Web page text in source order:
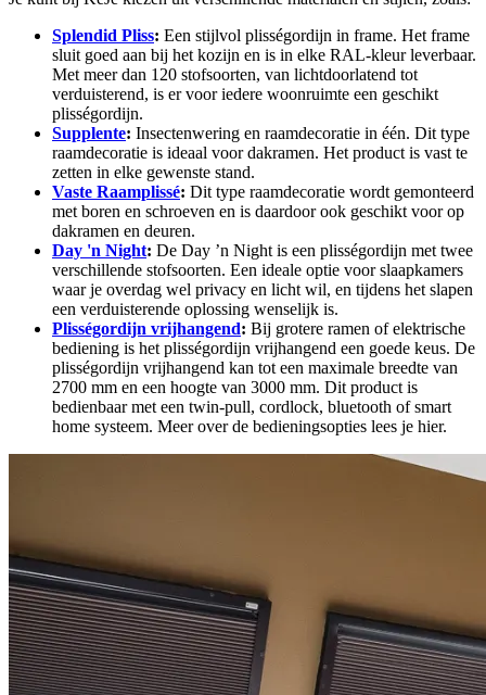
Splendid Pliss: Een stijlvol plisségordijn in frame. Het frame
sluit goed aan bij het kozijn en is in elke RAL-kleur leverbaar.
Met meer dan 120 stofsoorten, van lichtdoorlatend tot
verduisterend, is er voor iedere woonruimte een geschikt
plisségordijn.
Supplente: Insectenwering en raamdecoratie in één. Dit type
raamdecoratie is ideaal voor dakramen. Het product is vast te
zetten in elke gewenste stand.
Vaste Raamplissé: Dit type raamdecoratie wordt gemonteerd
met boren en schroeven en is daardoor ook geschikt voor op
dakramen en deuren.
Day 'n Night: De Day ’n Night is een plisségordijn met twee
verschillende stofsoorten. Een ideale optie voor slaapkamers
waar je overdag wel privacy en licht wil, en tijdens het slapen
een verduisterende oplossing wenselijk is.
Plisségordijn vrijhangend: Bij grotere ramen of elektrische
bediening is het plisségordijn vrijhangend een goede keus. De
plisségordijn vrijhangend kan tot een maximale breedte van
2700 mm en een hoogte van 3000 mm. Dit product is
bedienbaar met een twin-pull, cordlock, bluetooth of smart
home systeem. Meer over de bedieningsopties lees je hier.